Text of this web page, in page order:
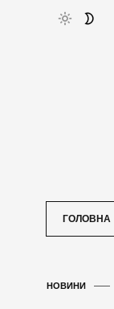
ГОЛОВНА
НОВИНИ